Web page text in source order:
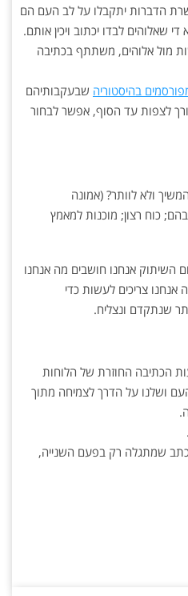
הדברות יתקבלו על לב העם הם
שאלוהים לבדו יכתוב ויכין אותם.
מול אלוהים, משתתף בכתיבה
בהיסטוריה שבעקבותיהם
לצפות עד הסוף, אפשר לבחור
ולא לוותר? (אמונה
כוח רצון; מוכנות למאמץ
השיתוק אנחנו חושבים מה אנחנו
אנחנו צריכים לעשות כדי
שנתקדם ונצליח.
הכתיבה החוזרת של הלוחות
ושלנו על הדרך לצמיחה מתוך
כתב שמתגלה רק בפעם השנייה,